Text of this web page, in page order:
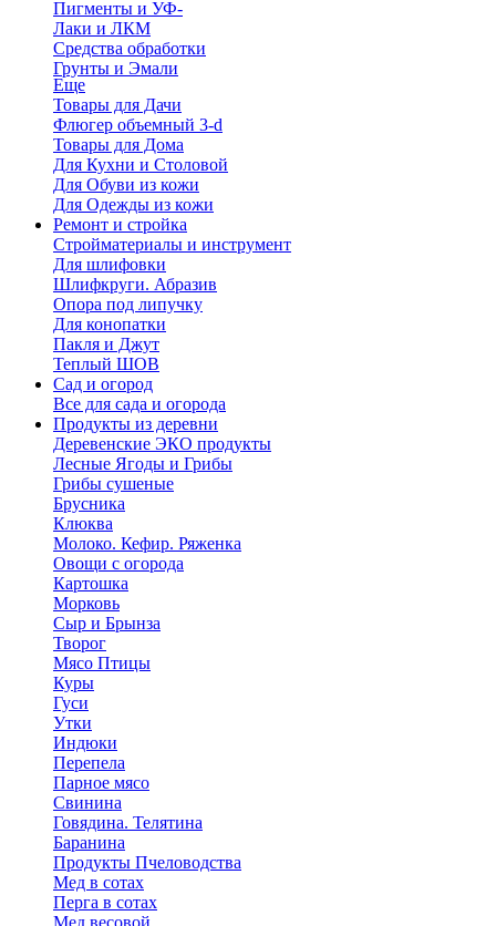
Пигменты и УФ-
Лаки и ЛКМ
Средства обработки
Грунты и Эмали
Еще
Товары для Дачи
Флюгер объемный 3-d
Товары для Дома
Для Кухни и Столовой
Для Обуви из кожи
Для Одежды из кожи
Ремонт и стройка
Стройматериалы и инструмент
Для шлифовки
Шлифкруги. Абразив
Опора под липучку
Для конопатки
Пакля и Джут
Теплый ШОВ
Сад и огород
Все для сада и огорода
Продукты из деревни
Деревенские ЭКО продукты
Лесные Ягоды и Грибы
Грибы сушеные
Брусника
Клюква
Молоко. Кефир. Ряженка
Овощи с огорода
Картошка
Морковь
Сыр и Брынза
Творог
Мясо Птицы
Куры
Гуси
Утки
Индюки
Перепела
Парное мясо
Свинина
Говядина. Телятина
Баранина
Продукты Пчеловодства
Мед в сотах
Перга в сотах
Мед весовой